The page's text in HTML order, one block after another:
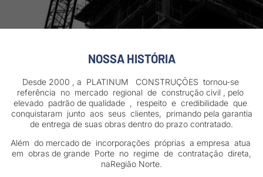
NOSSA HISTÓRIA
Desde 2000 , a PLATINUM CONSTRUÇÕES tornou-se
referência no mercado regional de construção civil , pelo
elevado padrão de qualidade , respeito e credibilidade que
conquistaram junto aos seus clientes, primando pela garantia
de entrega de suas obras dentro do prazo contratado.
Além do mercado de incorporações próprias a empresa atua
em obras de grande Porte no regime de contratação direta,
naRegião Norte.